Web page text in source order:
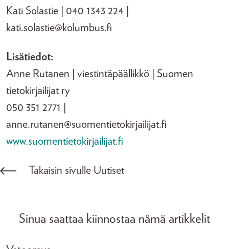
Kati Solastie | 040 1343 224 |
kati.solastie@kolumbus.fi
Lisätiedot:
Anne Rutanen | viestintäpäällikkö | Suomen
tietokirjailijat ry
050 351 2771 |
anne.rutanen@suomentietokirjailijat.fi
www.suomentietokirjailijat.fi
Takaisin sivulle Uutiset
Sinua saattaa kiinnostaa nämä artikkelit